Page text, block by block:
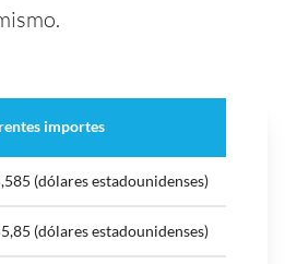
importes
(dólares estadounidenses)
(dólares estadounidenses)